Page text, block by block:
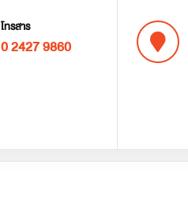
โทรสาร
0 2427 9860